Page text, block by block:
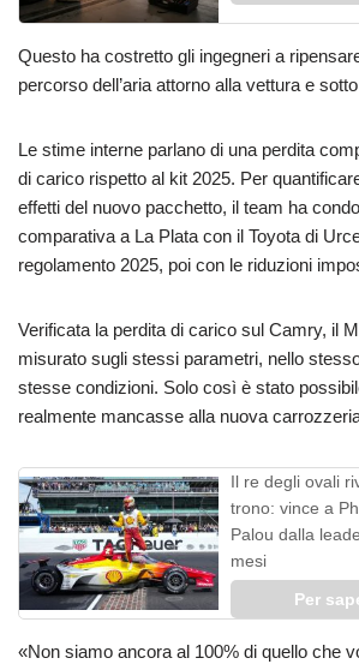
Questo ha costretto gli ingegneri a
percorso dell’aria attorno alla vettura e
Le stime interne parlano di una perdita
di carico rispetto al kit 2025. Per
effetti del nuovo pacchetto, il team ha
comparativa a La Plata con il Toyota di
regolamento 2025, poi con le riduzioni
Verificata la perdita di carico sul Camry, il
misurato sugli stessi parametri, nello
stesse condizioni. Solo così è stato
realmente mancasse alla nuova
Il re degli ovali
trono: vince a
Palou dalla
mesi
Per
«Non siamo ancora al 100% di quello che